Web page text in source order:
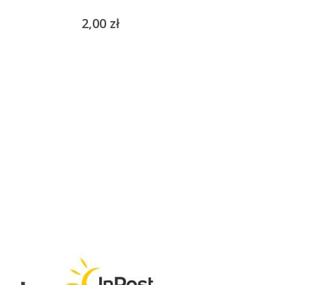
2,00 zł